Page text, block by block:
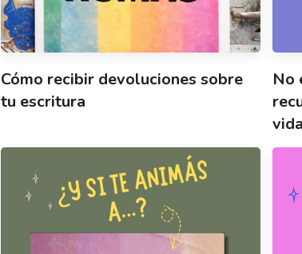
Cómo recibir devoluciones sobre
tu escritura
No
vida